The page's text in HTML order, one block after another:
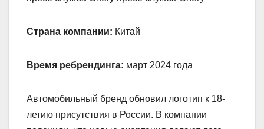
Страна компании: Китай
Время ребрендинга: март 2024 года
Автомобильный бренд обновил логотип к 18-
летию присутствия в России. В компании